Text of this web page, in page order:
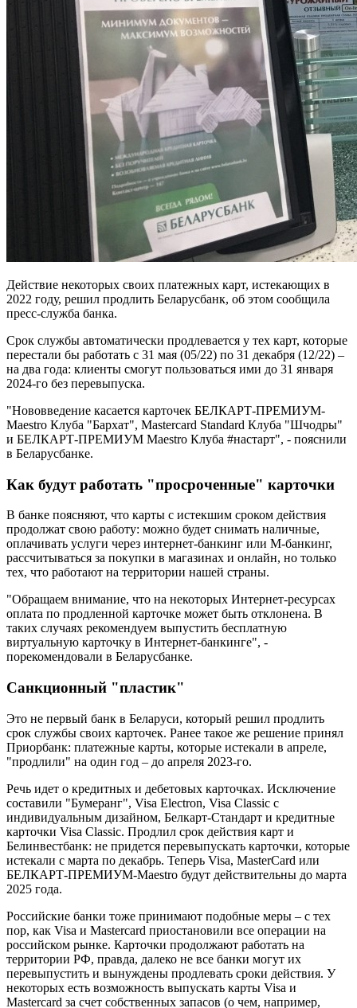
Действие некоторых своих платежных карт, истекающих в
2022 году, решил продлить Беларусбанк, об этом сообщила
пресс-служба банка.
Срок службы автоматически продлевается у тех карт, которые
перестали бы работать с 31 мая (05/22) по 31 декабря (12/22) –
на два года: клиенты смогут пользоваться ими до 31 января
2024-го без перевыпуска.
"Нововведение касается карточек БЕЛКАРТ-ПРЕМИУМ-
Maestro Клуба "Бархат", Mastercard Standard Клуба "Шчодры"
и БЕЛКАРТ-ПРЕМИУМ Maestro Клуба #настарт", - пояснили
в Беларусбанке.
Как будут работать "просроченные" карточки
В банке поясняют, что карты с истекшим сроком действия
продолжат свою работу: можно будет снимать наличные,
оплачивать услуги через интернет-банкинг или М-банкинг,
рассчитываться за покупки в магазинах и онлайн, но только
тех, что работают на территории нашей страны.
"Обращаем внимание, что на некоторых Интернет-ресурсах
оплата по продленной карточке может быть отклонена. В
таких случаях рекомендуем выпустить бесплатную
виртуальную карточку в Интернет-банкинге", -
порекомендовали в Беларусбанке.
Санкционный "пластик"
Это не первый банк в Беларуси, который решил продлить
срок службы своих карточек. Ранее такое же решение принял
Приорбанк: платежные карты, которые истекали в апреле,
"продлили" на один год – до апреля 2023-го.
Речь идет о кредитных и дебетовых карточках. Исключение
составили "Бумеранг", Visa Electron, Visa Classic с
индивидуальным дизайном, Белкарт-Стандарт и кредитные
карточки Visa Classic. Продлил срок действия карт и
Белинвестбанк: не придется перевыпускать карточки, которые
истекали с марта по декабрь. Теперь Visa, MasterCard или
БЕЛКАРТ-ПРЕМИУМ-Maestro будут действительны до марта
2025 года.
Российские банки тоже принимают подобные меры – с тех
пор, как Visa и Mastercard приостановили все операции на
российском рынке. Карточки продолжают работать на
территории РФ, правда, далеко не все банки могут их
перевыпустить и вынуждены продлевать сроки действия. У
некоторых есть возможность выпускать карты Visa и
Mastercard за счет собственных запасов (о чем, например,